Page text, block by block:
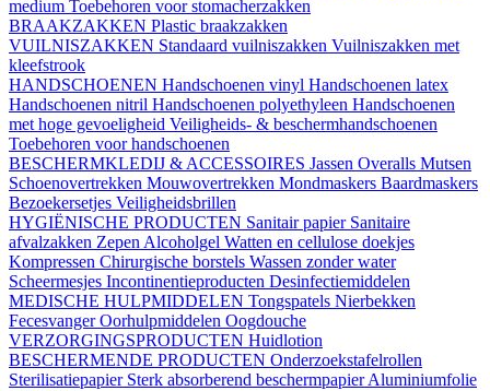
medium Toebehoren voor stomacherzakken
BRAAKZAKKEN Plastic braakzakken
VUILNISZAKKEN Standaard vuilniszakken Vuilniszakken met
kleefstrook
HANDSCHOENEN Handschoenen vinyl Handschoenen latex
Handschoenen nitril Handschoenen polyethyleen Handschoenen
met hoge gevoeligheid Veiligheids- & beschermhandschoenen
Toebehoren voor handschoenen
BESCHERMKLEDIJ & ACCESSOIRES Jassen Overalls Mutsen
Schoenovertrekken Mouwovertrekken Mondmaskers Baardmaskers
Bezoekersetjes Veiligheidsbrillen
HYGIËNISCHE PRODUCTEN Sanitair papier Sanitaire
afvalzakken Zepen Alcoholgel Watten en cellulose doekjes
Kompressen Chirurgische borstels Wassen zonder water
Scheermesjes Incontinentieproducten Desinfectiemiddelen
MEDISCHE HULPMIDDELEN Tongspatels Nierbekken
FecesvangerOorhulpmiddelen Oogdouche
VERZORGINGSPRODUCTEN Huidlotion
BESCHERMENDE PRODUCTEN Onderzoekstafelrollen
Sterilisatiepapier Sterk absorberend beschermpapierAluminiumfolie